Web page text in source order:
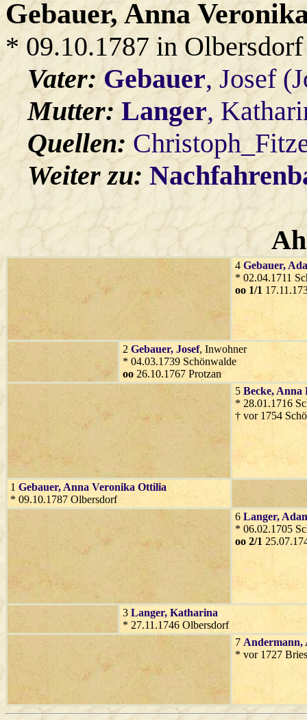
Gebauer, Anna
* 09.10.1787 in Olbersdorf
Vater:Gebauer, Josef
Mutter:Langer,
Quellen:
Weiter zu:
4 Gebauer,
* 02.04.1711
oo 1/1
2 Gebauer, Josef, Inwohner
* 04.03.1739 Schönwalde
oo 26.10.1767 Protzan
5 Becke, Anna
* 28.01.1716
† vor 1754
1 Gebauer, Anna Veronika Ottilia
* 09.10.1787 Olbersdorf
6 Langer,
* 06.02.1705
oo 2/1
3 Langer, Katharina
* 27.11.1746 Olbersdorf
7 Andermann,
* vor 1727